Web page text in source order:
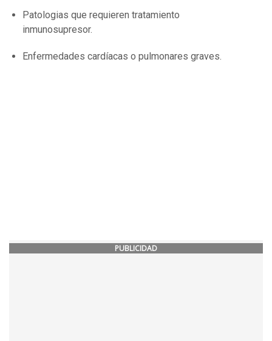
Patologias que requieren tratamiento
inmunosupresor.
Enfermedades cardíacas o pulmonares graves.
PUBLICIDAD